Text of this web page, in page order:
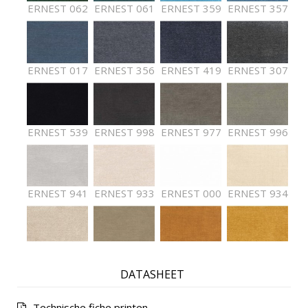
ERNEST 062 ERNEST 061 ERNEST 359 ERNEST 357
ERNEST 017 ERNEST 356 ERNEST 419 ERNEST 307
ERNEST 539 ERNEST 998 ERNEST 977 ERNEST 996
ERNEST 941 ERNEST 933 ERNEST 000 ERNEST 934
DATASHEET